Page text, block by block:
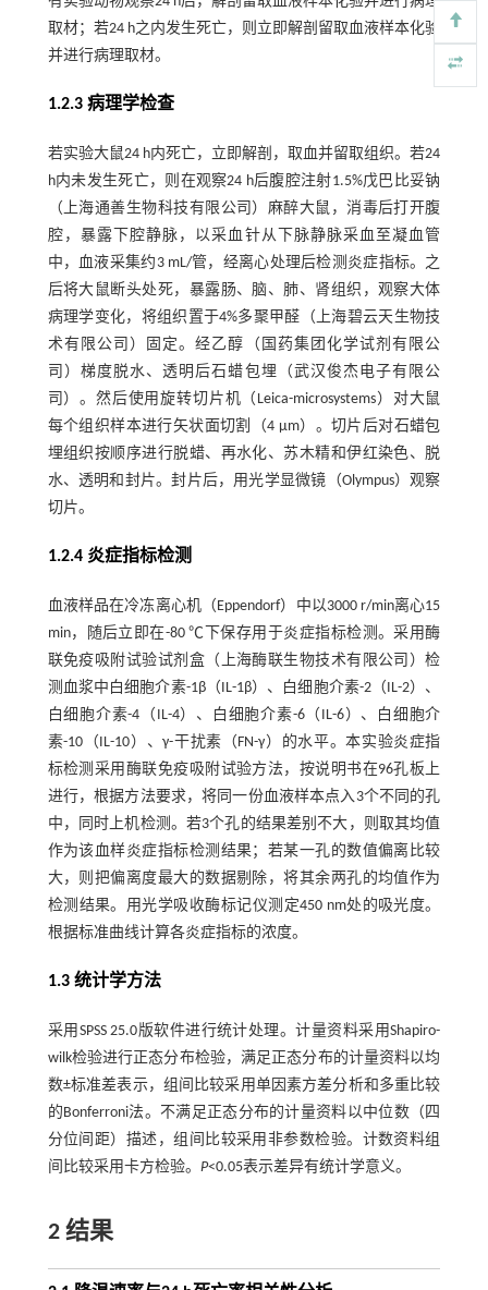
取材；若24 h之内发生死亡，则立即解剖留取血液样本化验
并进行病理取材。
1.2.3 病理学检查
若实验大鼠24 h内死亡，立即解剖，取血并留取组织。若24
h内未发生死亡，则在观察24 h后腹腔注射1.5%戊巴比妥钠
（上海通善生物科技有限公司）麻醉大鼠，消毒后打开腹
腔，暴露下腔静脉，以采血针从下脉静脉采血至凝血管
中，血液采集约3 mL/管，经离心处理后检测炎症指标。之
后将大鼠断头处死，暴露肠、脑、肺、肾组织，观察大体
病理学变化，将组织置于4%多聚甲醛（上海碧云天生物技
术有限公司）固定。经乙醇（国药集团化学试剂有限公
司）梯度脱水、透明后石蜡包埋（武汉俊杰电子有限公
司）。然后使用旋转切片机（Leica-microsystems）对大鼠
每个组织样本进行矢状面切割（4 µm）。切片后对石蜡包
埋组织按顺序进行脱蜡、再水化、苏木精和伊红染色、脱
水、透明和封片。封片后，用光学显微镜（Olympus）观察
切片。
1.2.4 炎症指标检测
血液样品在冷冻离心机（Eppendorf）中以3000 r/min离心15
min，随后立即在-80 ℃下保存用于炎症指标检测。采用酶
联免疫吸附试验试剂盒（上海酶联生物技术有限公司）检
测血浆中白细胞介素-1β（IL-1β）、白细胞介素-2（IL-2）、
白细胞介素-4（IL-4）、白细胞介素-6（IL-6）、白细胞介
素-10（IL-10）、γ-干扰素（FN-γ）的水平。本实验炎症指
标检测采用酶联免疫吸附试验方法，按说明书在96孔板上
进行，根据方法要求，将同一份血液样本点入3个不同的孔
中，同时上机检测。若3个孔的结果差别不大，则取其均值
作为该血样炎症指标检测结果；若某一孔的数值偏离比较
大，则把偏离度最大的数据剔除，将其余两孔的均值作为
检测结果。用光学吸收酶标记仪测定450 nm处的吸光度。
根据标准曲线计算各炎症指标的浓度。
1.3 统计学方法
采用SPSS 25.0版软件进行统计处理。计量资料采用Shapiro-
wilk检验进行正态分布检验，满足正态分布的计量资料以均
数±标准差表示，组间比较采用单因素方差分析和多重比较
的Bonferroni法。不满足正态分布的计量资料以中位数（四
分位间距）描述，组间比较采用非参数检验。计数资料组
间比较采用卡方检验。 P<0.05表示差异有统计学意义。
2 结果